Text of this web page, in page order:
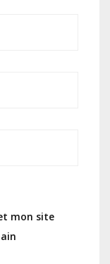
mon site